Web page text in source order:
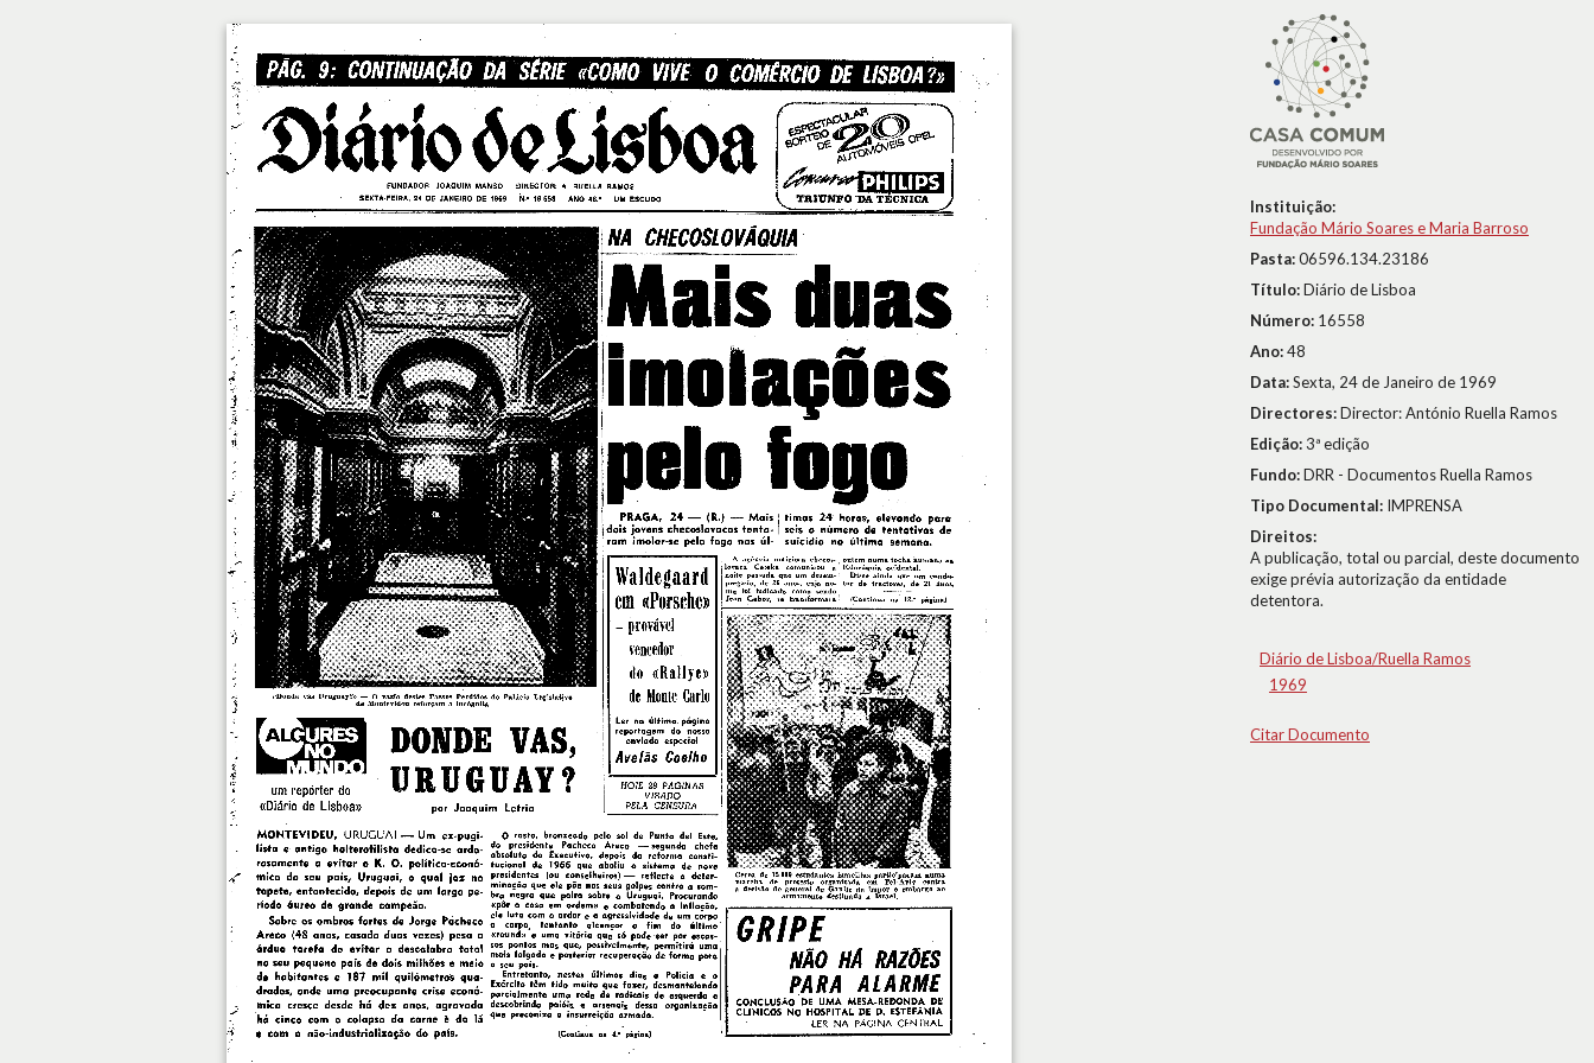
Instituição:
Fundação Mário Soares e Maria Barroso
Pasta:06596.134.23186
Título:Diário de Lisboa
Número: 16558
Ano:48
Data:Sexta, 24 de Janeiro de 1969
Directores:Director: António Ruella Ramos
Edição:3ª edição
Fundo:DRR - Documentos Ruella Ramos
Tipo Documental: IMPRENSA
Direitos:
A publicação, total ou parcial, deste documento
exige prévia autorização da entidade
detentora.
Diário de Lisboa/Ruella Ramos
1969
Citar Documento